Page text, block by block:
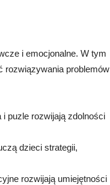
i emocjonalne. W tym
rozwiązywania problemów
i puzle rozwijają zdolności
dzieci strategii,
rozwijają umiejętności